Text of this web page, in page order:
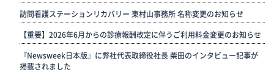
訪問看護ステーションリカバリー 東村山事務所 名称変更のお知らせ
【重要】2026年6月からの診療報酬改定に伴うご利用料金変更のお知らせ
『Newsweek日本版』に弊社代表取締役社長 柴田のインタビュー記事が
掲載されました